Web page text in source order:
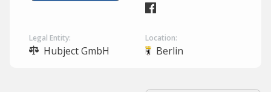
Legal Entity:
Hubject GmbH
Location:
Berlin